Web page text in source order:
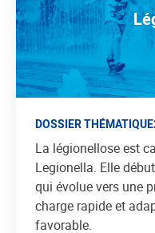
DOSSIER THÉMATIQUE
La légionellose est
Legionella. Elle
qui évolue vers une
charge rapide et
favorable.